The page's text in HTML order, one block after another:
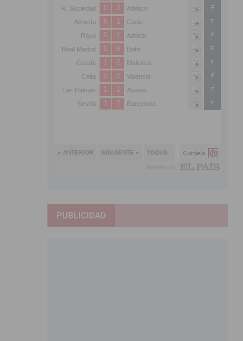
PUBLICIDAD